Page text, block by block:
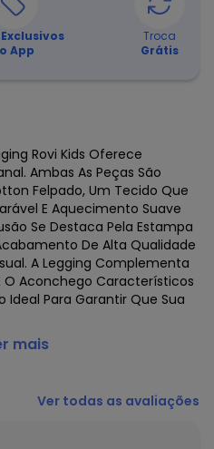
Exclusivos
App
Troca
Grátis
Rovi Kids Oferece
Ambas As Peças São
Felpado, Um Tecido Que
E Aquecimento Suave
Se Destaca Pela Estampa
De Alta Qualidade
A Legging Complementa
O Aconchego Característicos
Ideal Para Garantir Que Sua
com Legging Molecotton
DE MALHAS LTDA / CNPJ
mais
Ver todas as avaliações